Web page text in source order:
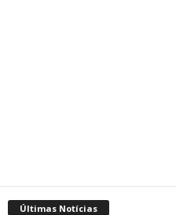
Últimas Notícias